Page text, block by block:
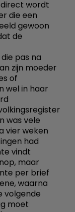
wordt
die een
gewoon
de
pas na
zijn moeder
of
wel in haar
was vele
vier weken
had
vindt
maar
per brief
waarna
volgende
moet